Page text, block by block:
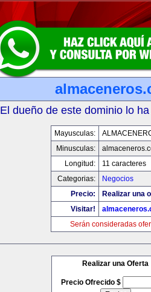
El dueño de este dominio lo
Mayusculas:
Minusculas:
Longitud:
11 caracteres
Categorias:
Negocios
Precio:
Realizar una
Visitar!
Serán consideradas
Realizar una Oferta
Precio Ofrecido $